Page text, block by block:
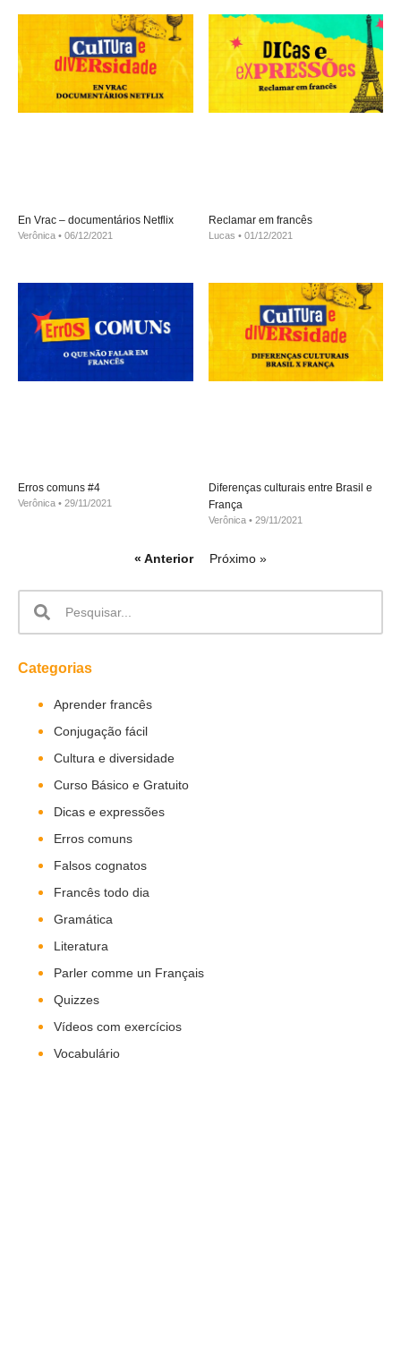
En Vrac – documentários Netflix
Verônica 06/12/2021
Reclamar em francês
Lucas 01/12/2021
Erros comuns #4
Verônica 29/11/2021
Diferenças culturais entre Brasil e
França
Verônica 29/11/2021
« Anterior Próximo »
Categorias
Aprender francês
Conjugação fácil
Cultura e diversidade
Curso Básico e Gratuito
Dicas e expressões
Erros comuns
Falsos cognatos
Francês todo dia
Gramática
Literatura
Parler comme un Français
Quizzes
Vídeos com exercícios
Vocabulário